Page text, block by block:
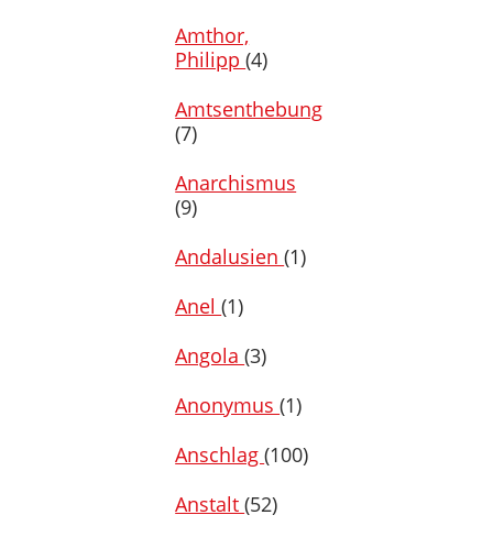
Amthor,
Philipp(4)
Amtsenthebung
(7)
Anarchismus
(9)
Andalusien(1)
Anel(1)
Angola(3)
Anonymus(1)
Anschlag(100)
Anstalt(52)